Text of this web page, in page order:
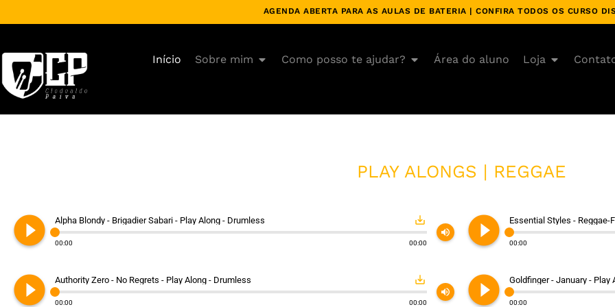
AGENDA ABERTA PARA AS AULAS DE BATERIA | CONFIRA TODOS OS CURSO
Início Sobre mim Como posso te ajudar? Área do aluno Loja
PLAY ALONGS | REGGAE
play_circle_filled Alpha Blondy - Brigadier Sabari - Play Along - Drumless save_alt
00:00 00:00
volume_up
play_circle_filled Authority Zero - No Regrets - Play Along - Drumless save_alt
00:00 00:00
volume_up
play_circle_filled Essential Styles - Reggae-
00:00
play_circle_filled Goldfinger - January - Play
00:00